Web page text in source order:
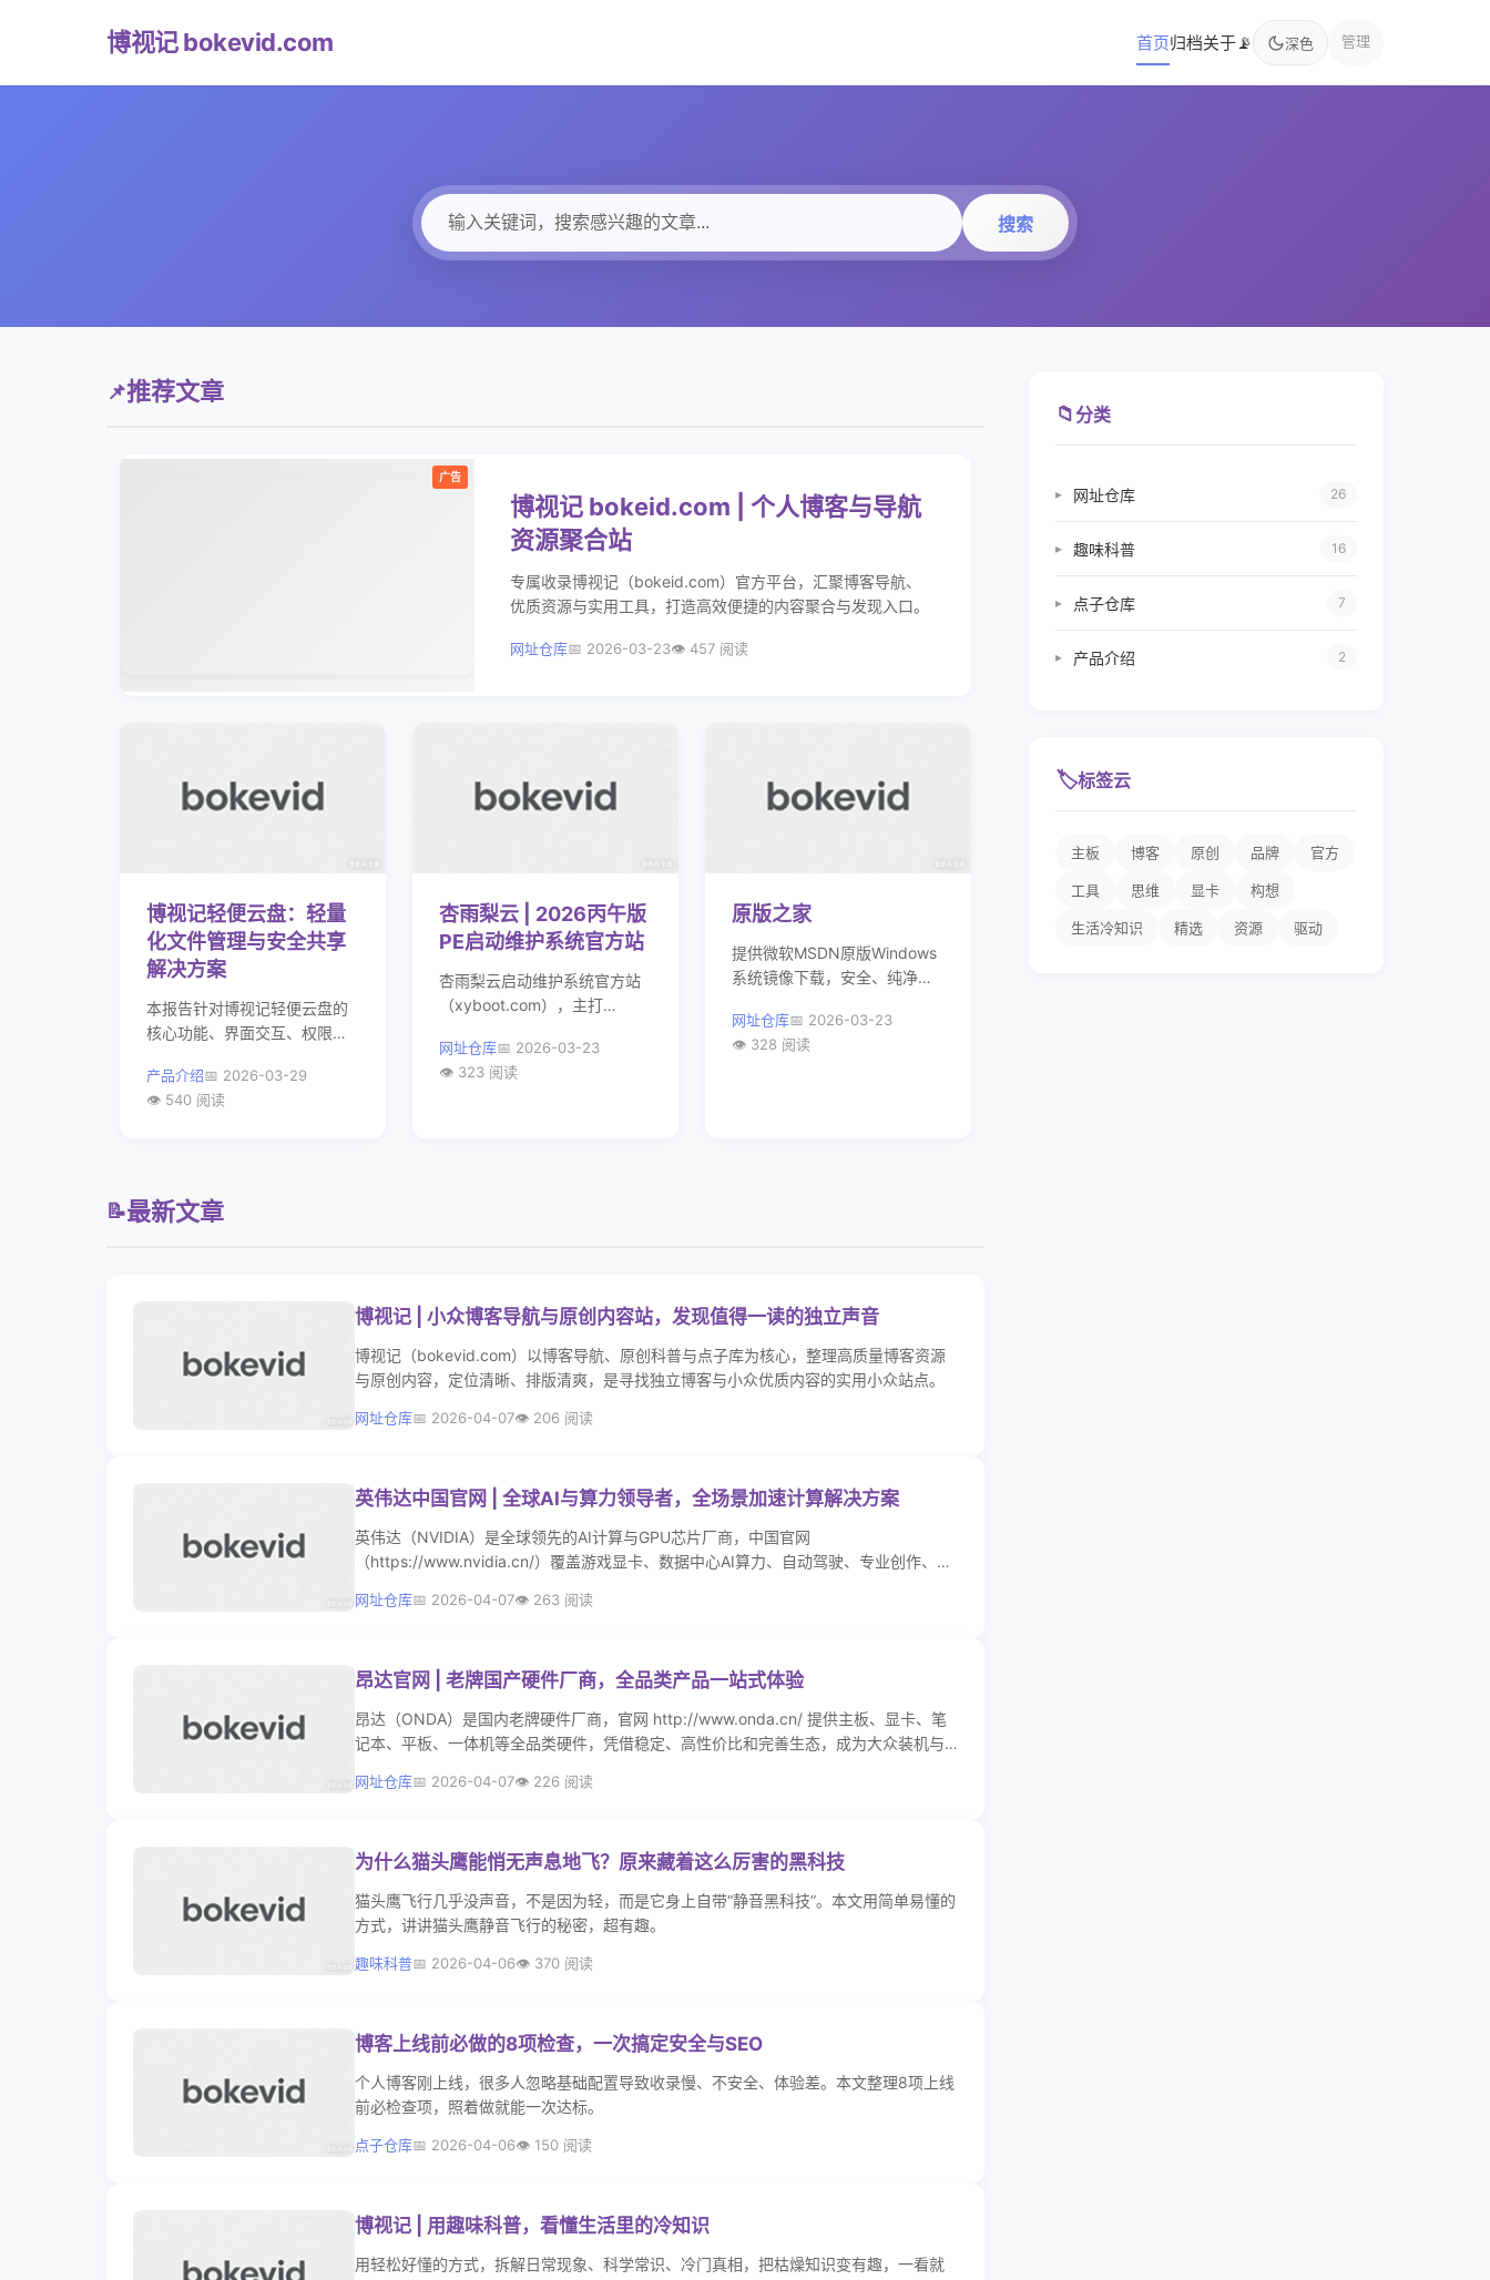
博视记 bokevid.com 首页归档关于📡 深色 管理
搜索
📌推荐文章
联系投放 →
广告
博视记 bokeid.com | 个人博客与导航
资源聚合站
专属收录博视记（bokeid.com）官方平台，汇聚博客导航、
优质资源与实用工具，打造高效便捷的内容聚合与发现入口。
网址仓库 2026-03-23 457 阅读
博视记轻便云盘：轻量
化文件管理与安全共享
解决方案
本报告针对博视记轻便云盘的
核心功能、界面交互、权限管
测评。通过多场景实操截图，
验证其在文件上传 / 共享、用
轻量化文件管理需求，具备操
作便捷、安全可控的核心优
产品介绍
2026-03-29
540 阅读
杏雨梨云 | 2026丙午版
PE启动维护系统官方站
杏雨梨云启动维护系统官方站
（xyboot.com），主打
维护工具，2026丙午版全新升
级，含多款实用一键式
网址仓库
2026-03-23
323 阅读
原版之家
提供微软MSDN原版Windows
系统镜像下载，安全、纯净、
网址仓库
2026-03-23
328 阅读
📝最新文章
博视记 | 小众博客导航与原创内容站，发现值得一读的独立声音
博视记（bokevid.com）以博客导航、原创科普与点子库为核心，整理高质量博客资源
与原创内容，定位清晰、排版清爽，是寻找独立博客与小众优质内容的实用小众站点。
网址仓库 2026-04-07 206 阅读
英伟达中国官网 | 全球AI与算力领导者，全场景加速计算解决方案
英伟达（NVIDIA）是全球领先的AI计算与GPU芯片厂商，中国官网
（https://www.nvidia.cn/）覆盖游戏显卡、数据中心AI算力、自动驾驶、专业创作、机
施提供商。
网址仓库 2026-04-07 263 阅读
昂达官网 | 老牌国产硬件厂商，全品类产品一站式体验
昂达（ONDA）是国内老牌硬件厂商，官网 http://www.onda.cn/ 提供主板、显卡、笔
记本、平板、一体机等全品类硬件，凭借稳定、高性价比和完善生态，成为大众装机与
网址仓库 2026-04-07 226 阅读
为什么猫头鹰能悄无声息地飞？原来藏着这么厉害的黑科技
猫头鹰飞行几乎没声音，不是因为轻，而是它身上自带“静音黑科技”。本文用简单易懂的
方式，讲讲猫头鹰静音飞行的秘密，超有趣。
趣味科普 2026-04-06 370 阅读
博客上线前必做的8项检查，一次搞定安全与SEO
个人博客刚上线，很多人忽略基础配置导致收录慢、不安全、体验差。本文整理8项上线
前必检查项，照着做就能一次达标。
点子仓库 2026-04-06 150 阅读
博视记 | 用趣味科普，看懂生活里的冷知识
用轻松好懂的方式，拆解日常现象、科学常识、冷门真相，把枯燥知识变有趣，一看就
📁分类
▸ 网址仓库 26
▸ 趣味科普 16
▸ 点子仓库 7
▸ 产品介绍 2
🏷️标签云
主板 博客 原创 品牌 官方
工具 思维 显卡 构想
生活冷知识 精选 资源 驱动